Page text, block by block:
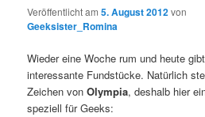
Veröffentlicht am5. August 2012von
Geeksister_Romina
Wieder eine Woche rum und heute
interessante Fundstücke. Natürlich
Zeichen vonOlympia, deshalb hier
speziell für Geeks: